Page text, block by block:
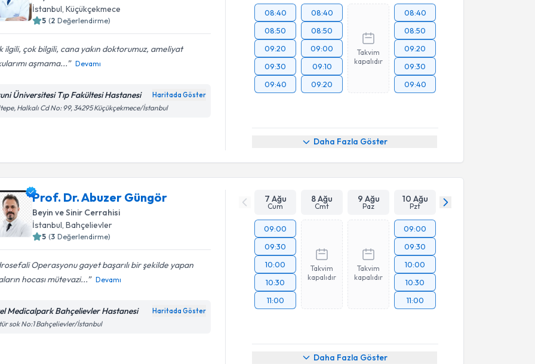
İstanbul, Küçükçekmece
5 (2 Değerlendirme)
ilgili, çok bilgili, cana yakın doktorumuz, ameliyat
aşmama...
Devamı
Üniversitesi Tıp Fakültesi Hastanesi Haritada Göster
Halkalı Cd No: 99, 34295 Küçükçekmece/İstanbul
08:40
08:50
09:20
09:30
09:40
08:40
08:50
09:00
09:10
09:20
Takvim
kapalıdır
08:40
08:50
09:20
09:30
09:40
Daha Fazla Göster
Prof. Dr. Abuzer Güngör
Beyin ve Sinir Cerrahisi
İstanbul , Bahçelievler
5 (3 Değerlendirme)
Operasyonu gayet başarılı bir şekilde yapan
hocası mütevazi...
Devamı
Medicalpark Bahçelievler Hastanesi Haritada Göster
sok No:1 Bahçelievler/İstanbul
7 Ağu
Cum
8 Ağu
Cmt
9 Ağu
Paz
10 Ağu
Pzt
09:00
09:30
10:00
10:30
11:00
Takvim
kapalıdır
Takvim
kapalıdır
09:00
09:30
10:00
10:30
11:00
Daha Fazla Göster